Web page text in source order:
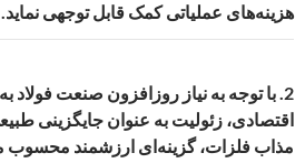
هزینه‌های عملیاتی کمک قابل توجهی نماید.
2. با توجه به نیاز روزافزون صنعت فولاد
اقتصادی، زئولیت به عنوان جایگزینی
مذاب فلزات، گزینه‌ای ارزشمند محسوب